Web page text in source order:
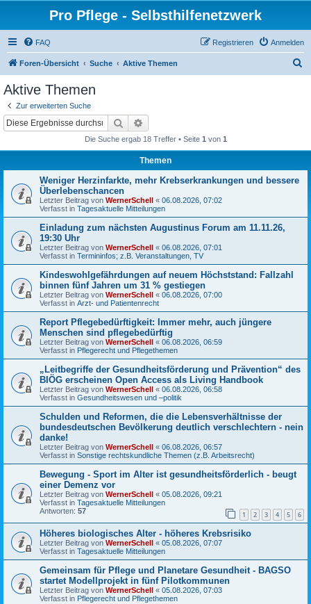
Pro Pflege - Selbsthilfenetzwerk
FAQ Anmelden
Registrieren
Foren-Übersicht Suche Aktive Themen
Aktive Themen
Zur erweiterten Suche
Suche
Die Suche ergab 18 Treffer • Seite 1 von 1
Themen
Weniger Herzinfarkte, mehr Krebserkrankungen und bessere
Überlebenschancen
Letzter Beitrag von WernerSchell « 06.08.2026, 07:02
Verfasst in Tagesaktuelle Mitteilungen
Einladung zum nächsten Augustinus Forum am 11.11.26,
19:30 Uhr
Letzter Beitrag von WernerSchell « 06.08.2026, 07:01
Verfasst in Termininfos; z.B. Veranstaltungen, TV
Kindeswohlgefährdungen auf neuem Höchststand: Fallzahl
binnen fünf Jahren um 31 % gestiegen
Letzter Beitrag von WernerSchell « 06.08.2026, 07:00
Verfasst in Arzt- und Patientenrecht
Report Pflegebedürftigkeit: Immer mehr, auch jüngere
Menschen sind pflegebedürftig
Letzter Beitrag von WernerSchell « 06.08.2026, 06:59
Verfasst in Pflegerecht und Pflegethemen
„Leitbegriffe der Gesundheitsförderung und Prävention“ des
BIÖG erscheinen Open Access als Living Handbook
Letzter Beitrag von WernerSchell « 06.08.2026, 06:58
Verfasst in Gesundheitswesen und –politik
Schulden und Reformen, die die Lebensverhältnisse der
bundesdeutschen Bevölkerung deutlich verschlechtern - nein
danke!
Letzter Beitrag von WernerSchell « 06.08.2026, 06:57
Verfasst in Sonstige rechtskundliche Themen (z.B. Arbeitsrecht)
Bewegung - Sport im Alter ist gesundheitsförderlich - beugt
einer Demenz vor
Letzter Beitrag von WernerSchell « 05.08.2026, 09:21
Verfasst in Tagesaktuelle Mitteilungen
Antworten: 57 1 2 3 4 5 6
Höheres biologisches Alter - höheres Krebsrisiko
Letzter Beitrag von WernerSchell « 05.08.2026, 07:07
Verfasst in Tagesaktuelle Mitteilungen
Gemeinsam für Pflege und Planetare Gesundheit - BAGSO
startet Modellprojekt in fünf Pilotkommunen
Letzter Beitrag von WernerSchell « 05.08.2026, 07:03
Verfasst in Pflegerecht und Pflegethemen